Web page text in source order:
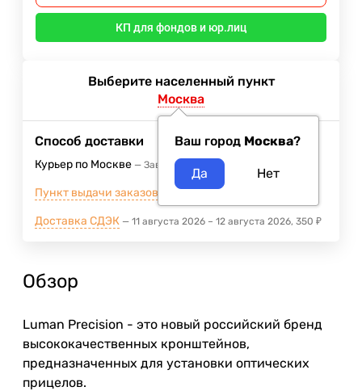
КП для фондов и юр.лиц
Выберите населенный пункт
Москва
Ваш город Москва?
Способ доставки
Курьер по Москве Завтра
Пункт выдачи заказов м.ВДНХ Завтра
Доставка СДЭК 11 августа 2026 – 12 августа 2026 350 ₽
Обзор
Luman Precision - это новый российский бренд
высококачественных кронштейнов,
предназначенных для установки оптических
прицелов.